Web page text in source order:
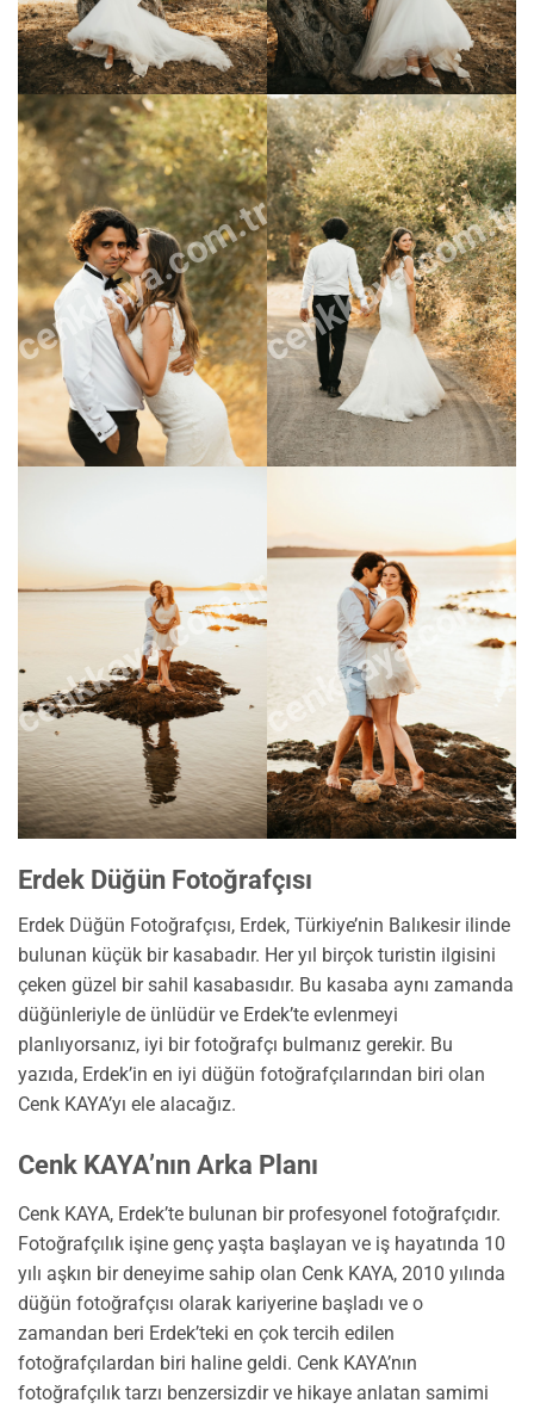
cenkkaya.com.trcenkkaya.com.tr
cenkkaya.com.trcenkkaya.com.tr
Erdek Düğün Fotoğrafçısı
Erdek Düğün Fotoğrafçısı, Erdek, Türkiye’nin Balıkesir ilinde
bulunan küçük bir kasabadır. Her yıl birçok turistin ilgisini
çeken güzel bir sahil kasabasıdır. Bu kasaba aynı zamanda
düğünleriyle de ünlüdür ve Erdek’te evlenmeyi
planlıyorsanız, iyi bir fotoğrafçı bulmanız gerekir. Bu
yazıda, Erdek’in en iyi düğün fotoğrafçılarından biri olan
Cenk KAYA’yı ele alacağız.
Cenk KAYA’nın Arka Planı
Cenk KAYA, Erdek’te bulunan bir profesyonel fotoğrafçıdır.
Fotoğrafçılık işine genç yaşta başlayan ve iş hayatında 10
yılı aşkın bir deneyime sahip olan Cenk KAYA, 2010 yılında
düğün fotoğrafçısı olarak kariyerine başladı ve o
zamandan beri Erdek’teki en çok tercih edilen
fotoğrafçılardan biri haline geldi. Cenk KAYA’nın
fotoğrafçılık tarzı benzersizdir ve hikaye anlatan samimi